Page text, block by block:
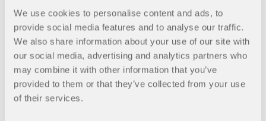
We use cookies to personalise content and ads, to
provide social media features and to analyse our traffic.
We also share information about your use of our site with
our social media, advertising and analytics partners who
may combine it with other information that you’ve
provided to them or that they’ve collected from your use
of their services.
206x
Membranüberdachung in Yerevan, Armenien